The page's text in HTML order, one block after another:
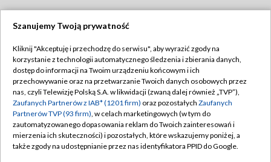
TVP
Abonament TVP
Emisja w TVP
Centrum informacji TVP
Naziemna Telewizja Cyfrowa
Regulamin TVP
Polityka prywatności
Moje zgody
Pomoc
Szanujemy Twoją prywatność
Kliknij "Akceptuję i przechodzę do serwisu", aby wyrazić zgody na
korzystanie z technologii automatycznego śledzenia i zbierania danych,
dostęp do informacji na Twoim urządzeniu końcowym i ich
przechowywanie oraz na przetwarzanie Twoich danych osobowych przez
nas, czyli Telewizję Polską S.A. w likwidacji (zwaną dalej również „TVP”),
Zaufanych Partnerów z IAB* (1201 firm) oraz pozostałych Zaufanych
Partnerów TVP (93 firm), w celach marketingowych (w tym do
zautomatyzowanego dopasowania reklam do Twoich zainteresowań i
mierzenia ich skuteczności) i pozostałych, które wskazujemy poniżej, a
także zgody na udostępnianie przez nas identyfikatora PPID do Google.